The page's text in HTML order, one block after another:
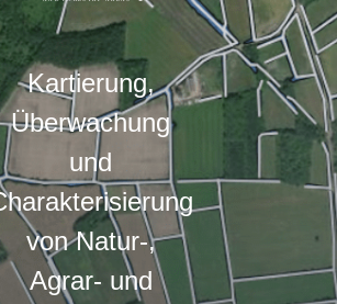
Kartierung,
Überwachung
und
von Natur-,
Agrar- und